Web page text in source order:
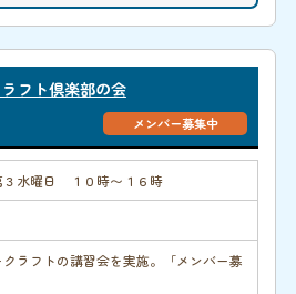
ラフト倶楽部の会
メンバー募集中
３水曜日 １０時〜１６時
クラフトの講習会を実施。「メンバー募